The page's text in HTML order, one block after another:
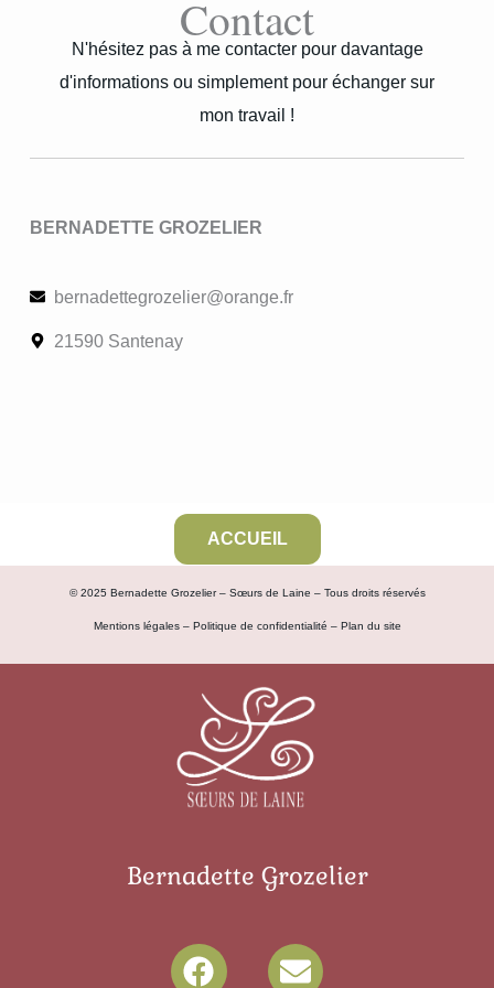
Contact
N'hésitez pas à me contacter pour davantage
d'informations ou simplement pour échanger sur
mon travail !
BERNADETTE GROZELIER
bernadettegrozelier@orange.fr
21590 Santenay
ACCUEIL
© 2025 Bernadette Grozelier – Sœurs de Laine – Tous droits réservés
Mentions légales– Politique de confidentialité – Plan du site
Bernadette Grozelier
F
E